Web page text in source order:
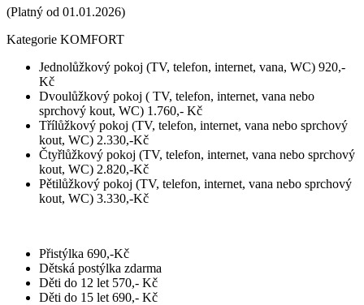
(Platný od 01.01.2026)
Kategorie KOMFORT
Jednolůžkový pokoj (TV, telefon, internet, vana, WC) 920,-
Kč
Dvoulůžkový pokoj ( TV, telefon, internet, vana nebo
sprchový kout, WC) 1.760,- Kč
Třílůžkový pokoj (TV, telefon, internet, vana nebo sprchový
kout, WC) 2.330,-Kč
Čtyřlůžkový pokoj (TV, telefon, internet, vana nebo sprchový
kout, WC) 2.820,-Kč
Pětilůžkový pokoj (TV, telefon, internet, vana nebo sprchový
kout, WC) 3.330,-Kč
Přistýlka 690,-Kč
Dětská postýlka zdarma
Děti do 12 let 570,- Kč
Děti do 15 let 690,- Kč